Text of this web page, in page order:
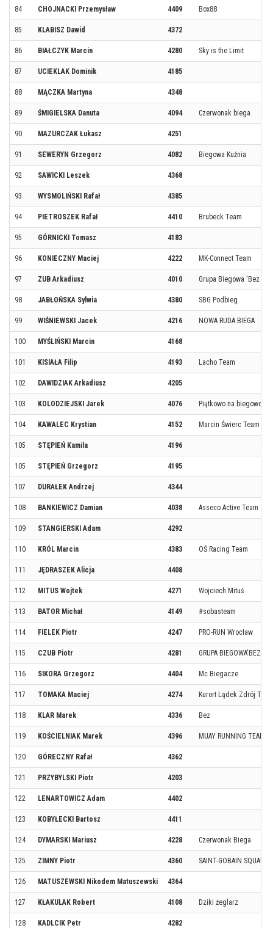
84 CHOJNACKI Przemysław 4409 Box88
85 KLABISZ Dawid 4372
86 BIAŁCZYK Marcin 4280 Sky is the Limit
87 UCIEKLAK Dominik 4185
88 MĄCZKA Martyna 4348
89 ŚMIGIELSKA Danuta 4094 Czerwonak biega
90 MAZURCZAK Łukasz 4251
91 SEWERYN Grzegorz 4082 Biegowa Kuźnia
92 SAWICKI Leszek 4368
93 WYSMOLIŃSKI Rafał 4385
94 PIETROSZEK Rafał 4410 Brubeck Team
95 GÓRNICKI Tomasz 4183
96 KONIECZNY Maciej 4222 MK-Connect Team
97 ZUB Arkadiusz 4010 Grupa Biegowa 'Bez
98 JABŁOŃSKA Sylwia 4380 SBG Podbieg
99 WIŚNIEWSKI Jacek 4216 NOWA RUDA BIEGA
100 MYŚLIŃSKI Marcin 4168
101 KISIAŁA Filip 4193 Lacho Team
102 DAWIDZIAK Arkadiusz 4205
103 KOLODZIEJSKI Jarek 4076 Piątkowo na biegowo
104 KAWALEC Krystian 4152 Marcin Świerc Team
105 STĘPIEŃ Kamila 4196
105 STĘPIEŃ Grzegorz 4195
107 DURAŁEK Andrzej 4344
108 BANKIEWICZ Damian 4038 Asseco Active Team
109 STANGIERSKI Adam 4292
110 KRÓL Marcin 4383 OŚ Racing Team
111 JĘDRASZEK Alicja 4408
112 MITUS Wojtek 4271 Wojciech Mituś
113 BATOR Michał 4149 #sobasteam
114 FIELEK Piotr 4247 PRO-RUN Wrocław
115 CZUB Piotr 4281 GRUPA BIEGOWA'BEZ
116 SIKORA Grzegorz 4404 Mc Biegacze
117 TOMAKA Maciej 4274 Kurort Lądek Zdrój
118 KLAR Marek 4336 Bez
119 KOŚCIELNIAK Marek 4396 MUAY RUNNING TEAM
120 GÓRECZNY Rafał 4362
121 PRZYBYLSKI Piotr 4203
122 LENARTOWICZ Adam 4402
123 KOBYŁECKI Bartosz 4411
124 DYMARSKI Mariusz 4228 Czerwonak Biega
125 ZIMNY Piotr 4360 SAINT-GOBAIN SQUAD
126 MATUSZEWSKI Nikodem Matuszewski 4364
127 KŁAKULAK Robert 4108 Dziki żeglarz
128 KADLCIK Petr 4282